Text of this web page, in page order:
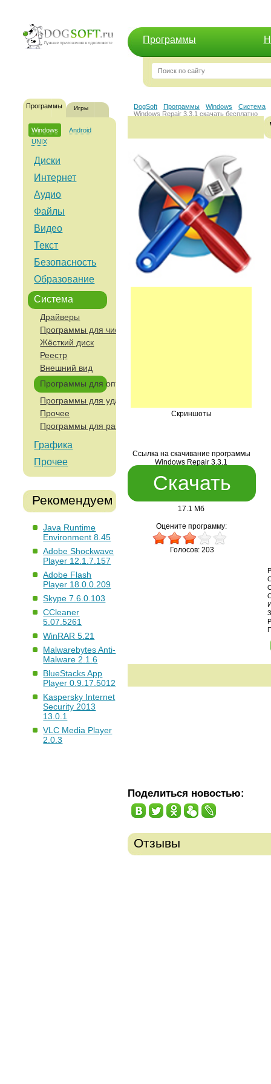
Программы
Программы Игры
Windows
Android
UNIX
Диски
Интернет
Аудио
Файлы
Видео
Текст
Безопасность
Образование
Система
Драйверы
Программы для чистки компьютера
Жёсткий диск
Реестр
Внешний вид
Программы для оптимизации и анализа работы
Программы для удаленного управления и работы с
Прочее
Программы для работы с устройствами ввода
Графика
Прочее
Рекомендуем
Java Runtime
Environment 8.45
Adobe Shockwave
Player 12.1.7.157
Adobe Flash
Player 18.0.0.209
Skype 7.6.0.103
CCleaner
5.07.5261
WinRAR 5.21
Malwarebytes Anti-
Malware 2.1.6
BlueStacks App
Player 0.9.17.5012
Kaspersky Internet
Security 2013
13.0.1
VLC Media Player
2.0.3
DogSoft Программы Windows
Система
Windows Repair 3.3.1 скачать бесплатно
Скриншоты
Ссылка на скачивание программы
Windows Repair 3.3.1
Скачать
17.1 Мб
Оцените программу:
Голосов: 203
Поделиться новостью:
Отзывы